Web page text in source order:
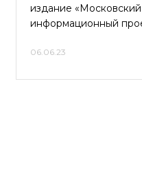
издание
информационный
06.06.23